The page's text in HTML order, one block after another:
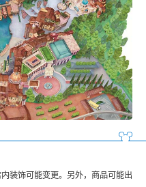
装饰可能变更。另外，商品可能出